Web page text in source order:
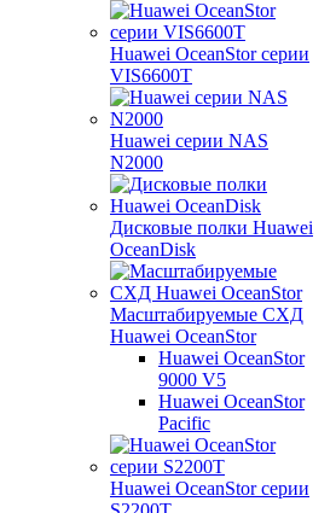
Huawei OceanStor серии
VIS6600T
Huawei серии NAS
N2000
Дисковые полки Huawei
OceanDisk
Масштабируемые СХД
Huawei OceanStor
Huawei OceanStor
9000 V5
Huawei OceanStor
Pacific
Huawei OceanStor серии